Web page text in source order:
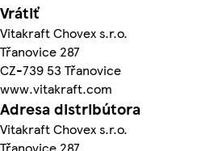
Vrátiť
Vitakraft Chovex s.r.o.
Třanovice 287
CZ-739 53 Třanovice
www.vitakraft.com
Adresa distribútora
Vitakraft Chovex s.r.o.
Třanovice 287